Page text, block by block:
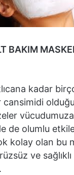
BAKIM
kadar
cansimidi
de olumlu
kolay olan bu
ve